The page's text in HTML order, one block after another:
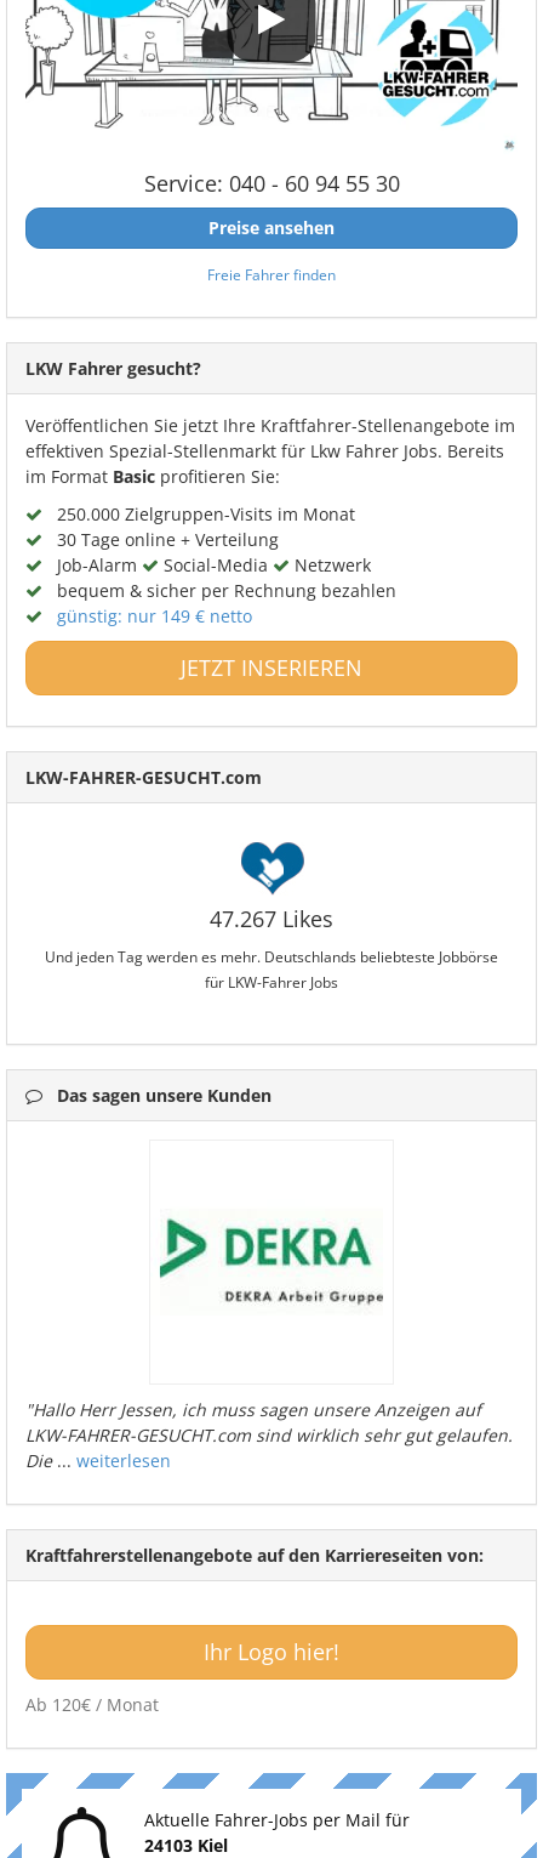
Service: 040 - 60 94 55 30
Preise ansehen
Freie Fahrer finden
LKW Fahrer gesucht?
Veröffentlichen Sie jetzt Ihre Kraftfahrer-Stellenangebote im
effektiven Spezial-Stellenmarkt für Lkw Fahrer Jobs. Bereits
im Format Basic profitieren Sie:
250.000 Zielgruppen-Visits im Monat
30 Tage online + Verteilung
Job-Alarm
Social-Media
Netzwerk
bequem & sicher per Rechnung bezahlen
günstig: nur 149 € netto
JETZT INSERIEREN
LKW-FAHRER-GESUCHT.com
47.267 Likes
Und jeden Tag werden es mehr. Deutschlands beliebteste Jobbörse
für LKW-Fahrer Jobs
Das sagen unsere Kunden
"Hallo Herr Jessen, ich muss sagen unsere Anzeigen auf
LKW-FAHRER-GESUCHT.com sind wirklich sehr gut gelaufen.
Die... weiterlesen
Kraftfahrerstellenangebote auf den Karriereseiten von:
Ihr Logo hier!
Ab 120€ / Monat
Aktuelle Fahrer-Jobs per Mail für
24103 Kiel